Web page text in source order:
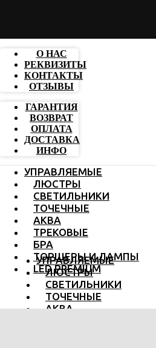
О НАС
РЕКВИЗИТЫ
КОНТАКТЫ
ОТЗЫВЫ
ГАРАНТИЯ
ВОЗВРАТ
ОПЛАТА
ДОСТАВКА
ИНФО
УПРАВЛЯЕМЫЕ
ЛЮСТРЫ
СВЕТИЛЬНИКИ
ТОЧЕЧНЫЕ
АКВА
ТРЕКОВЫЕ
БРА
ТОРШЕРЫ И ЛАМПЫ
LED PREMIUM
УПРАВЛЯЕМЫЕ
ЛЮСТРЫ
СВЕТИЛЬНИКИ
ТОЧЕЧНЫЕ
АКВА